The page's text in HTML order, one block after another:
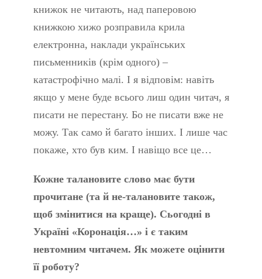
книжок не читають, над паперовою
книжкою хижо розправила крила
електронна, наклади українських
письменників (крім одного) –
катастрофічно малі. І я відповім: навіть
якщо у мене буде всього лиш один читач, я
писати не перестану. Бо не писати вже не
можу. Так само й багато інших. І лише час
покаже, хто був ким. І навіщо все це…
Кожне талановите слово має бути
прочитане (та й не-талановите також,
щоб змінитися на краще). Сьогодні в
Україні «Коронація…» і є таким
невтомним читачем. Як можете оцінити
її роботу?